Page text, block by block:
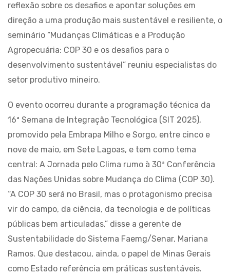
reflexão sobre os desafios e apontar soluções em
direção a uma produção mais sustentável e resiliente, o
seminário “Mudanças Climáticas e a Produção
Agropecuária: COP 30 e os desafios para o
desenvolvimento sustentável” reuniu especialistas do
setor produtivo mineiro.
O evento ocorreu durante a programação técnica da
16ª Semana de Integração Tecnológica (SIT 2025),
promovido pela Embrapa Milho e Sorgo, entre cinco e
nove de maio, em Sete Lagoas, e tem como tema
central: A Jornada pelo Clima rumo à 30ª Conferência
das Nações Unidas sobre Mudança do Clima (COP 30).
“A COP 30 será no Brasil, mas o protagonismo precisa
vir do campo, da ciência, da tecnologia e de políticas
públicas bem articuladas,” disse a gerente de
Sustentabilidade do Sistema Faemg/Senar, Mariana
Ramos. Que destacou, ainda, o papel de Minas Gerais
como Estado referência em práticas sustentáveis.